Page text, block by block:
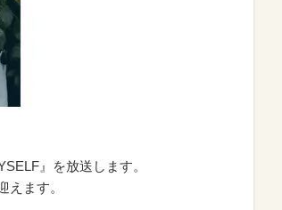
』を放送します。
ます。